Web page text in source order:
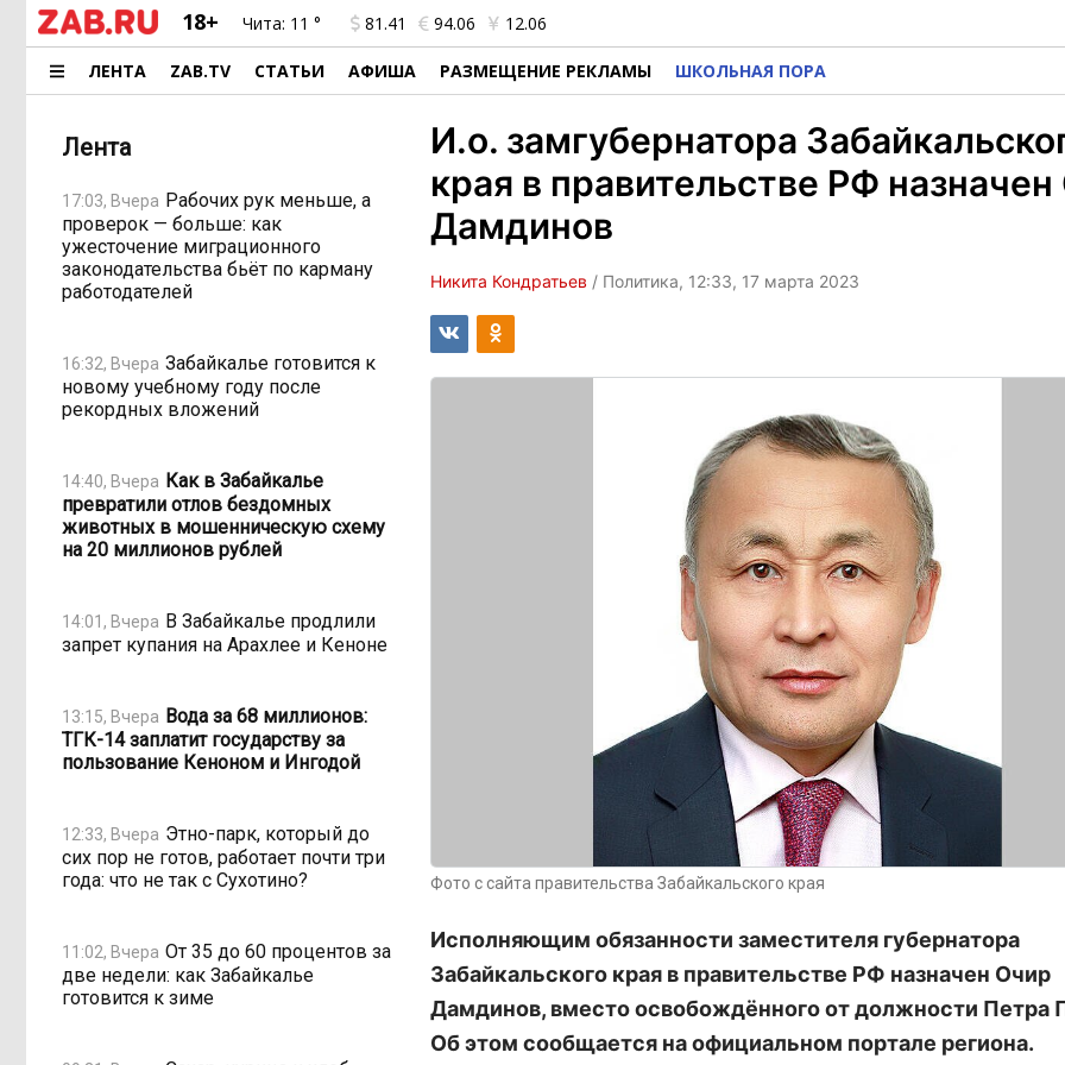
18+ Чита: 11 ° 81.41 94.06 12.06
ЛЕНТА ZAB.TV СТАТЬИ АФИША РАЗМЕЩЕНИЕ РЕКЛАМЫ ШКОЛЬНАЯ ПОРА
Лента
17:03, Вчера Рабочих рук меньше, а
проверок — больше: как
ужесточение миграционного
законодательства бьёт по карману
работодателей
16:32, Вчера Забайкалье готовится к
новому учебному году после
рекордных вложений
14:40, Вчера Как в Забайкалье
превратили отлов бездомных
животных в мошенническую схему
на 20 миллионов рублей
14:01, Вчера В Забайкалье продлили
запрет купания на Арахлее и Кеноне
13:15, Вчера Вода за 68 миллионов:
ТГК-14 заплатит государству за
пользование Кеноном и Ингодой
12:33, Вчера Этно-парк, который до
сих пор не готов, работает почти три
года: что не так с Сухотино?
11:02, Вчера От 35 до 60 процентов за
две недели: как Забайкалье
готовится к зиме
И.о. замгубернатора
края в правительстве РФ
Дамдинов
Никита Кондратьев / Политика, 12:33, 17 марта 2023
Фото с сайта правительства Забайкальского края
Исполняющим обязанности заместителя губернатора
Забайкальского края в правительстве РФ назначен Очир
Дамдинов, вместо освобождённого от должности Петра
Об этом сообщается на официальном портале региона.